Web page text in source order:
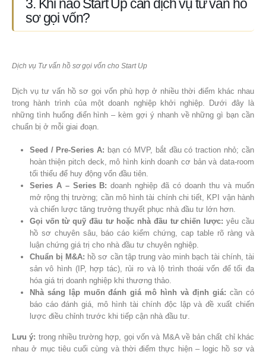
3. Khi nào Start Up cần dịch vụ tư vấn hồ
sơ gọi vốn?
Dịch vụ Tư vấn hồ sơ gọi vốn cho Start Up
Dịch vụ tư vấn hồ sơ gọi vốn phù hợp ở nhiều thời điểm khác nhau
trong hành trình của một doanh nghiệp khởi nghiệp. Dưới đây là
những tình huống điển hình – kèm gợi ý nhanh về những gì bạn cần
chuẩn bị ở mỗi giai đoạn.
Seed / Pre‑Series A: bạn có MVP, bắt đầu có traction nhỏ; cần
hoàn thiện pitch deck, mô hình kinh doanh cơ bản và data-room
tối thiểu để huy động vốn đầu tiên.
Series A – Series B: doanh nghiệp đã có doanh thu và muốn
mở rộng thị trường; cần mô hình tài chính chi tiết, KPI vận hành
và chiến lược tăng trưởng thuyết phục nhà đầu tư lớn hơn.
Gọi vốn từ quỹ đầu tư hoặc nhà đầu tư chiến lược: yêu cầu
hồ sơ chuyên sâu, báo cáo kiểm chứng, cap table rõ ràng và
luận chứng giá trị cho nhà đầu tư chuyên nghiệp.
Chuẩn bị M&A: hồ sơ cần tập trung vào minh bạch tài chính, tài
sản vô hình (IP, hợp tác), rủi ro và lộ trình thoái vốn để tối đa
hóa giá trị doanh nghiệp khi thương thảo.
Nhà sáng lập muốn đánh giá mô hình và định giá: cần có
báo cáo đánh giá, mô hình tài chính độc lập và đề xuất chiến
lược điều chỉnh trước khi tiếp cận nhà đầu tư.
Lưu ý: trong nhiều trường hợp, gọi vốn và M&A về bản chất chỉ khác
nhau ở mục tiêu cuối cùng và thời điểm thực hiện – logic hồ sơ và